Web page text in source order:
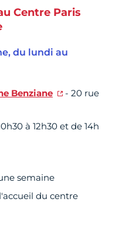
Centre Paris
du lundi au
Benziane
- 20 rue
à 12h30 et de 14h
semaine
du centre